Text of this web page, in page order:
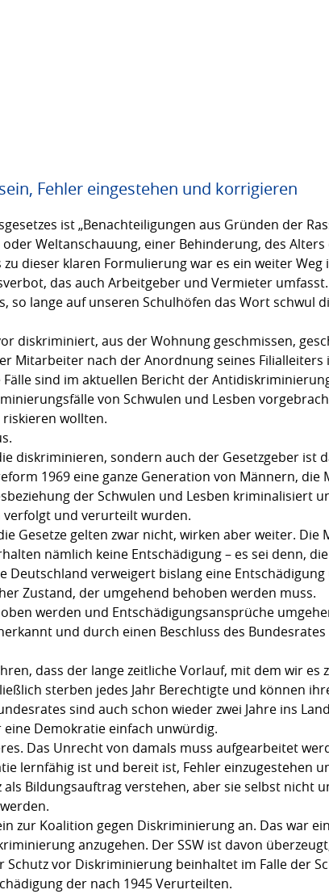
Fehler eingestehen und korrigieren
ist „Benachteiligungen aus Gründen der
Weltanschauung, einer Behinderung, des
dieser klaren Formulierung war es ein weiter
das auch Arbeitgeber und Vermieter
so lange auf unseren Schulhöfen das Wort schwul
diskriminiert, aus der Wohnung geschmissen,
Mitarbeiter nach der Anordnung seines
sind im aktuellen Bericht der
von Schwulen und Lesben
wollten.
diskriminieren, sondern auch der Gesetzgeber ist
1969 eine ganze Generation von Männern, die
der Schwulen und Lesben kriminalisiert
verfolgt und verurteilt wurden.
Gesetze gelten zwar nicht, wirken aber weiter. Die
nämlich keine Entschädigung – es sei denn,
Deutschland verweigert bislang eine
Zustand, der umgehend behoben werden muss.
werden und Entschädigungsansprüche
und durch einen Beschluss des
dass der lange zeitliche Vorlauf, mit dem wir
sterben jedes Jahr Berechtigte und können
sind auch schon wieder zwei Jahre ins
Demokratie einfach unwürdig.
Das Unrecht von damals muss aufgearbeitet
lernfähig ist und bereit ist, Fehler einzugestehen
Bildungsauftrag verstehen, aber sie selbst nicht
zur Koalition gegen Diskriminierung an. Das war
anzugehen. Der SSW ist davon
vor Diskriminierung beinhaltet im Falle der
der nach 1945 Verurteilten.